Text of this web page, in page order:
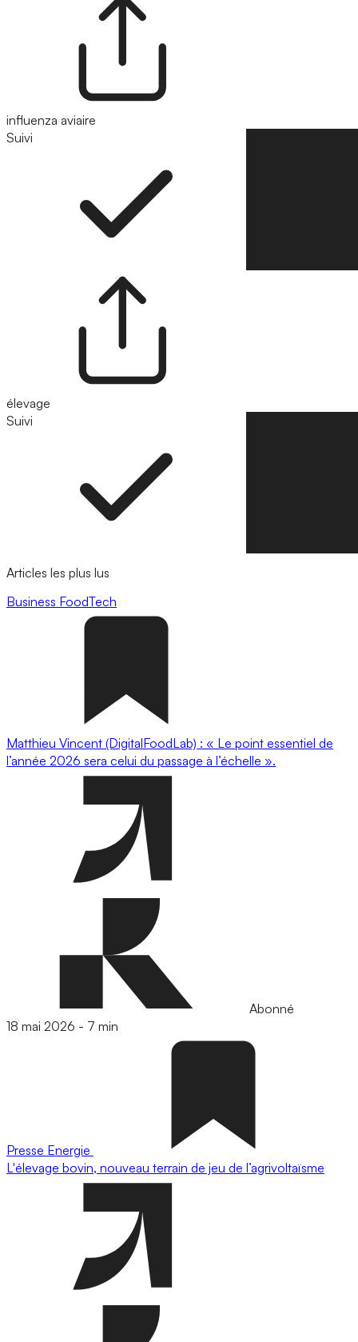
influenza aviaire
Suivi
élevage
Suivi
Articles les plus lus
Business FoodTech
Matthieu Vincent (DigitalFoodLab) : « Le point essentiel de
l’année 2026 sera celui du passage à l’échelle ».
Abonné
18 mai 2026 - 7 min
Presse Energie
L'élevage bovin, nouveau terrain de jeu de l’agrivoltaïsme